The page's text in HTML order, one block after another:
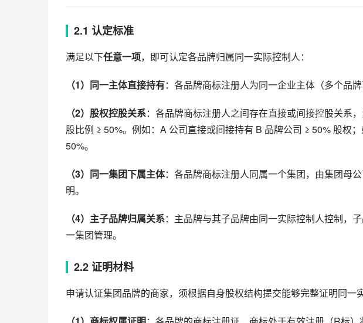
2.1 认定标准
满足以下任意一项，即可认定各品牌归属同一实际控制人：
（1）同一主体直接持有：各品牌商标注册人为同一企业主体（多个品
（2）股权控股关系：各品牌商标注册人之间存在直接或间接控股关系
股比例 ≥ 50%。例如：A 公司直接或间接持有 B 品牌公司 ≥ 50% 股权
50%。
（3）同一集团下属主体：各品牌商标注册人同属一个集团，由集团母
明。
（4）主子品牌归属关系：主品牌与其子品牌由同一实际控制人控制，
一集团管理。
2.2 证明材料
申请认证集团品牌的商家，须根据自身股权结构提交能够完整证明同一